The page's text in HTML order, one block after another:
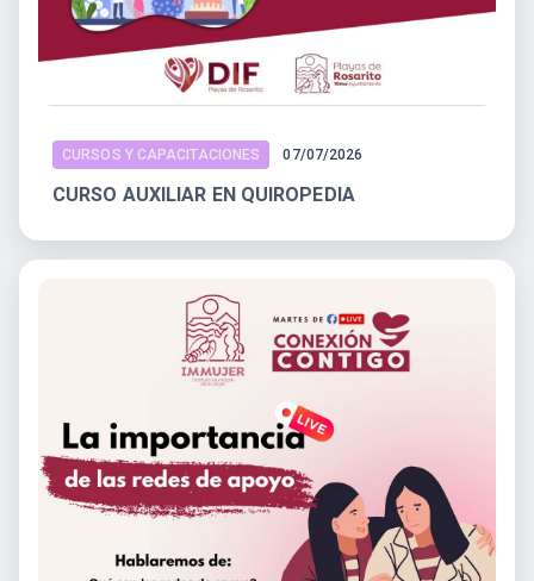
CURSOS Y CAPACITACIONES 07/07/2026
CURSO AUXILIAR EN QUIROPEDIA